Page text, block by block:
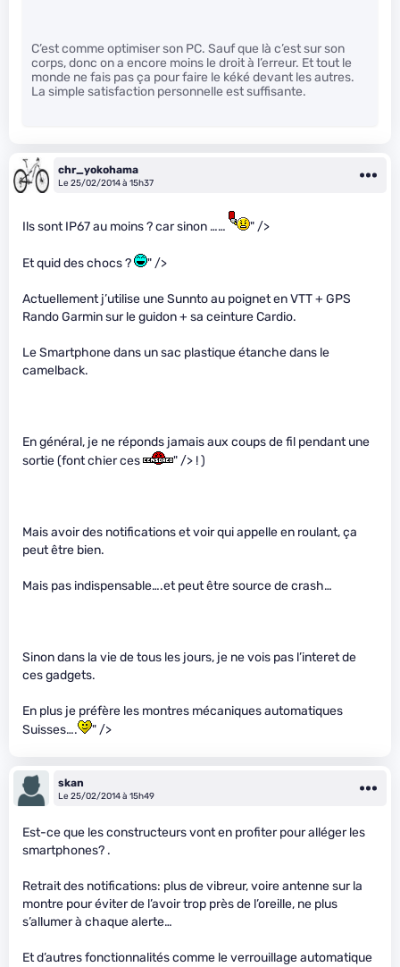
C’est comme optimiser son PC. Sauf que là c’est sur son
corps, donc on a encore moins le droit à l’erreur. Et tout le
monde ne fais pas ça pour faire le kéké devant les autres.
La simple satisfaction personnelle est suffisante.
chr_yokohama
Le 25/02/2014 à 15h37
Ils sont IP67 au moins ? car sinon …… " />
Et quid des chocs ? " />
Actuellement j’utilise une Sunnto au poignet en VTT + GPS
Rando Garmin sur le guidon + sa ceinture Cardio.
Le Smartphone dans un sac plastique étanche dans le
camelback.
En général, je ne réponds jamais aux coups de fil pendant une
sortie (font chier ces
" /> ! )
Mais avoir des notifications et voir qui appelle en roulant, ça
peut être bien.
Mais pas indispensable….et peut être source de crash…
Sinon dans la vie de tous les jours, je ne vois pas l’interet de
ces gadgets.
En plus je préfère les montres mécaniques automatiques
Suisses….
" />
skan
Le 25/02/2014 à 15h49
Est-ce que les constructeurs vont en profiter pour alléger les
smartphones? .
Retrait des notifications: plus de vibreur, voire antenne sur la
montre pour éviter de l’avoir trop près de l’oreille, ne plus
s’allumer à chaque alerte…
Et d’autres fonctionnalités comme le verrouillage automatique